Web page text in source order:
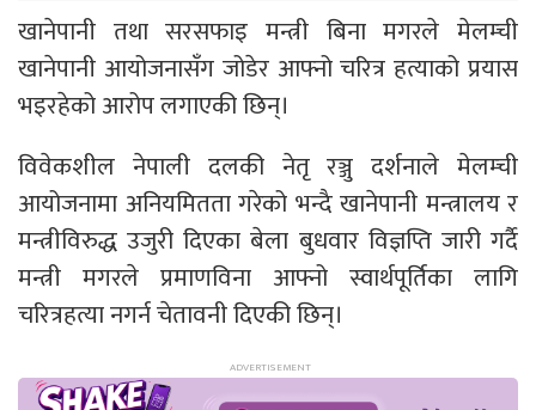
खानेपानी तथा सरसफाइ मन्त्री बिना मगरले मेलम्ची
खानेपानी आयोजनासँग जोडेर आफ्नो चरित्र हत्याको प्रयास
भइरहेको आरोप लगाएकी छिन्।
विवेकशील नेपाली दलकी नेतृ रञ्जु दर्शनाले मेलम्ची
आयोजनामा अनियमितता गरेको भन्दै खानेपानी मन्त्रालय र
मन्त्रीविरुद्ध उजुरी दिएका बेला बुधवार विज्ञप्ति जारी गर्दै
मन्त्री मगरले प्रमाणविना आफ्नो स्वार्थपूर्तिका लागि
चरित्रहत्या नगर्न चेतावनी दिएकी छिन्।